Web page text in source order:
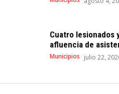
Cuatro lesionados
afluencia de
Municipios julio 22,